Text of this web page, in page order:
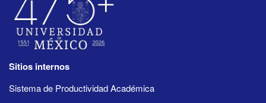
Sitios internos
Sistema de Productividad Académica